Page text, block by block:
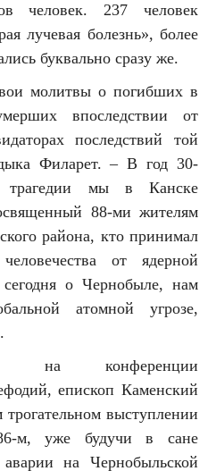
человек. 237 человек
лучевая болезнь», более
буквально сразу же.
молитвы о погибших в
впоследствии от
последствий той
Филарет. – В год 30-
трагедии мы в Канске
88-ми жителям
района, кто принимал
от ядерной
о Чернобыле, нам
атомной угрозе,
на конференции
епископ Каменский
выступлении
м, уже будучи в сане
на Чернобыльской